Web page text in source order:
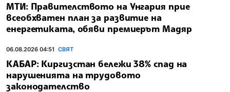
МТИ: Правителството на Унгария прие
всеобхватен план за развитие на
енергетиката, обяви премиерът Мадяр
06.08.2026 04:51 СВЯТ
КАБАР: Киргизстан бележи 38% спад на
нарушенията на трудовото
законодателство